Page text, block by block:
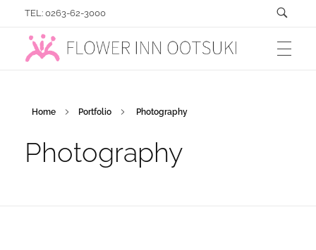
TEL: 0263-62-3000
Home Portfolio Photography
Photography